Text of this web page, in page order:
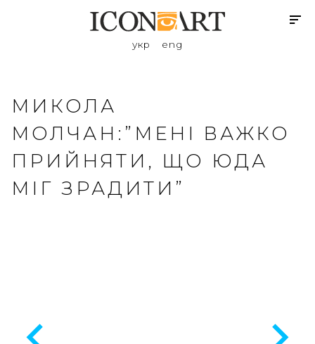
укр eng
МИКОЛА
МОЛЧАН:”МЕНІ ВАЖКО
ПРИЙНЯТИ, ЩО ЮДА
МІГ ЗРАДИТИ”